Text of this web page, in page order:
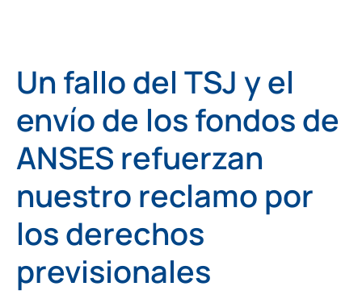
Un fallo del TSJ y el
envío de los fondos de
ANSES refuerzan
nuestro reclamo por
los derechos
previsionales